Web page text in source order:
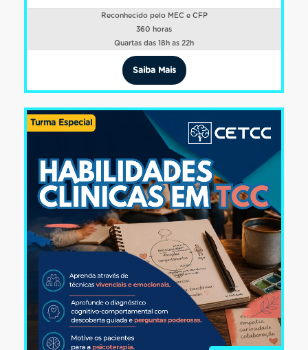
Reconhecido pelo MEC e CFP
360 horas
Quartas das 18h as 22h
Saiba Mais
Turma Especial